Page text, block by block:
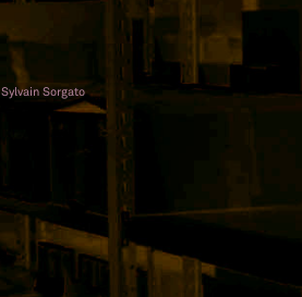
Sylvain Sorgato